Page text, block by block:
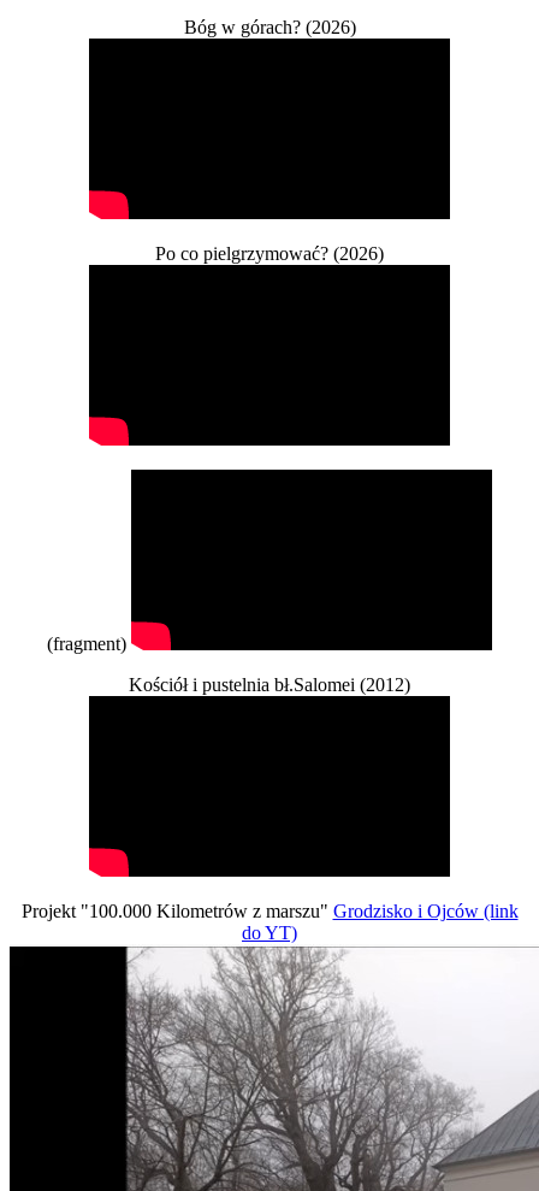
Bóg w górach? (2026)
Po co pielgrzymować? (2026)
(fragment)
Kościół i pustelnia bł.Salomei (2012)
Projekt "100.000 Kilometrów z marszu" Grodzisko i Ojców (link
do YT)